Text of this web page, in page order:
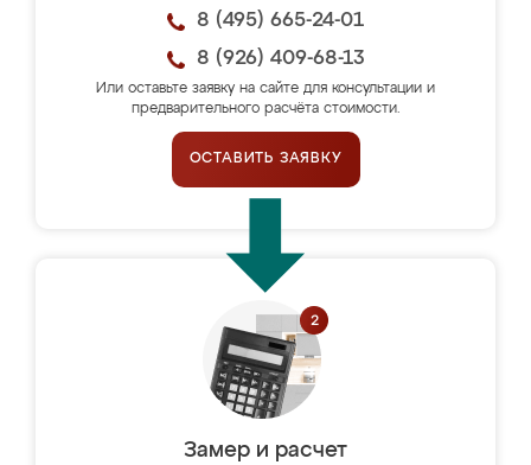
8 (495) 665-24-01
8 (926) 409-68-13
Или оставьте заявку на сайте для консультации и
предварительного расчёта стоимости.
ОСТАВИТЬ ЗАЯВКУ
Замер и расчет